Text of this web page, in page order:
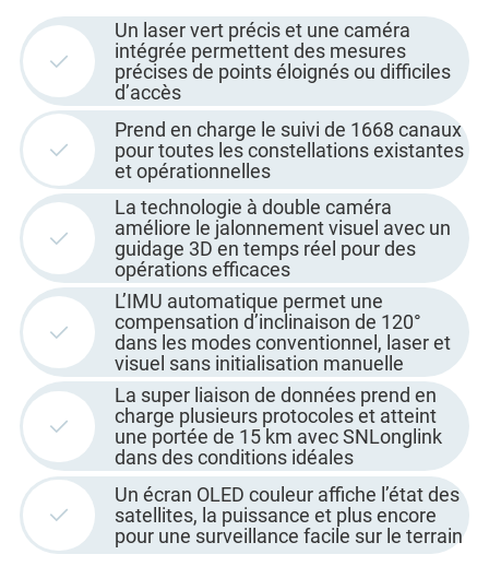
Un laser vert précis et une caméra
intégrée permettent des mesures
précises de points éloignés ou difficiles
d’accès
Prend en charge le suivi de 1668 canaux
pour toutes les constellations existantes
et opérationnelles
La technologie à double caméra
améliore le jalonnement visuel avec un
guidage 3D en temps réel pour des
opérations efficaces
L’IMU automatique permet une
compensation d’inclinaison de 120°
dans les modes conventionnel, laser et
visuel sans initialisation manuelle
La super liaison de données prend en
charge plusieurs protocoles et atteint
une portée de 15 km avec SNLonglink
dans des conditions idéales
Un écran OLED couleur affiche l’état des
satellites, la puissance et plus encore
pour une surveillance facile sur le terrain